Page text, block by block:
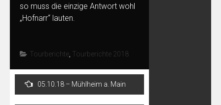
so muss die einzige Antwort wohl
„Hofnarr“ lauten.
Tourberichte, Tourberichte 2018
Post
navigation
05.10.18 – Mühlheim a. Main